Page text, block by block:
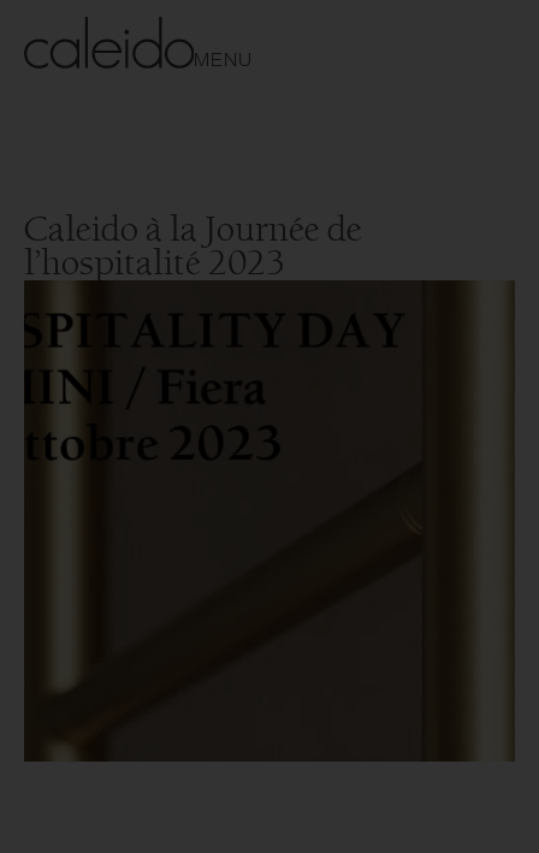
MENU
Caleido à la Journée de
l’hospitalité 2023